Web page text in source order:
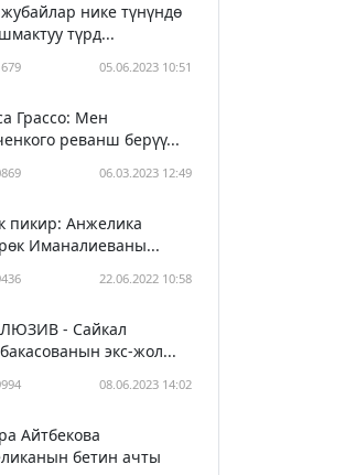
нике түнүндө
түрд...
05.06.2023 10:51
Грассо: Мен
реванш берүү...
06.03.2023 12:49
пикир: Анжелика
Иманалиеваны...
22.06.2022 10:58
- Сайкал
экс-жол...
08.06.2023 14:02
Айтбекова
бетин ачты